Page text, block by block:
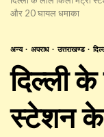
और 20 घायल धमाका
अन्य अपराध उत्तराखण्ड
दिल्ली
स्टेशन के